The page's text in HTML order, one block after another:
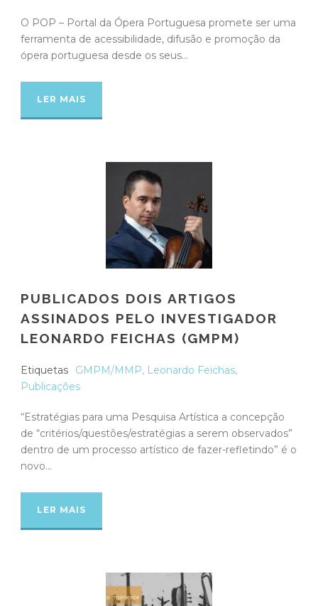
O POP – Portal da Ópera Portuguesa promete ser uma
ferramenta de acessibilidade, difusão e promoção da
ópera portuguesa desde os seus...
LER MAIS
PUBLICADOS DOIS ARTIGOS
ASSINADOS PELO INVESTIGADOR
LEONARDO FEICHAS (GMPM)
Etiquetas GMPM/MMP, Leonardo Feichas,
Publicações
“Estratégias para uma Pesquisa Artística a concepção
de “critérios/questões/estratégias a serem observados”
dentro de um processo artístico de fazer-refletindo” é o
novo...
LER MAIS